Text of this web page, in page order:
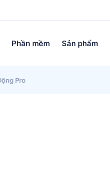
Phần mềm Sản phẩm
Pro